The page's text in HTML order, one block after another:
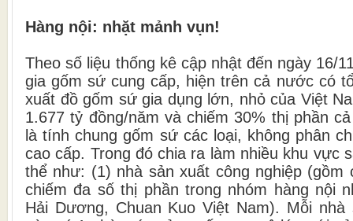
Hàng nội: nhặt mảnh vụn!
Theo số liệu thống kê cập nhật đến ngày 16/
gia gốm sứ cung cấp, hiện trên cả nước có
xuất đồ gốm sứ gia dụng lớn, nhỏ của Việt
1.677 tỷ đồng/năm và chiếm 30% thị phần
là tính chung gốm sứ các loại, không phân
cao cấp. Trong đó chia ra làm nhiều khu vực
thể như: (1) nhà sản xuất công nghiệp (gồm
chiếm đa số thị phần trong nhóm hàng nội
Hải Dương, Chuan Kuo Việt Nam). Mỗi nhà